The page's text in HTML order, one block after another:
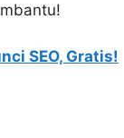
SEO, Gratis!